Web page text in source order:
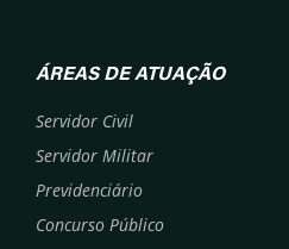
ÁREAS DE ATUAÇÃO
Servidor Civil
Servidor Militar
Previdenciário
Concurso Público